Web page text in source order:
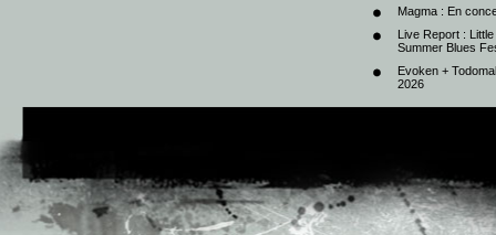
Magma : En
Live Report :
Summer Blues
Evoken +
2026